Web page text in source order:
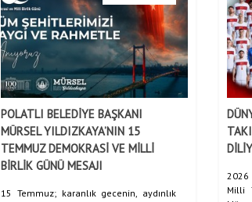
Anasayfa Haberler / BELEDİYE BAŞKANIMIZ
POLATLI BELEDİYE BAŞKANI
MÜRSEL YILDIZKAYA’NIN 15
TEMMUZ DEMOKRASİ VE MİLLİ
BİRLİK GÜNÜ MESAJI
15 Temmuz; karanlık gecenin, aydınlık
2026
Milli